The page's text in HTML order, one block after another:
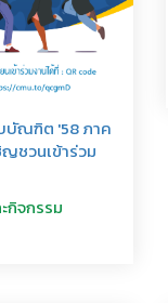
บัณฑิต '58 ภาค
ญชวนเข้าร่วม
กิจกรรม